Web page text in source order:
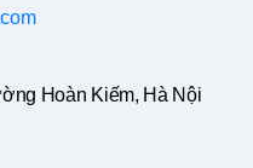
Hoàn Kiếm, Hà Nội